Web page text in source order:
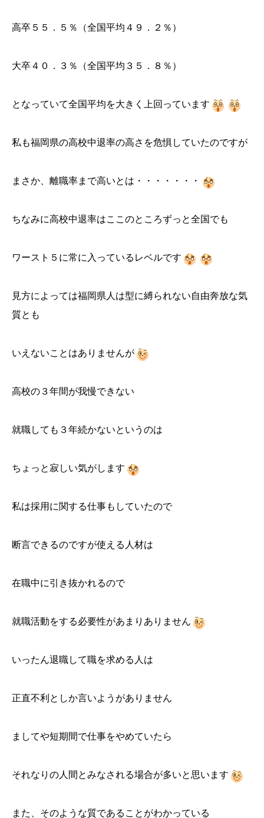
高卒５５．５％（全国平均４９．２％）
大卒４０．３％（全国平均３５．８％）
となっていて全国平均を大きく上回っています
私も福岡県の高校中退率の高さを危惧していたのですが
まさか、離職率まで高いとは・・・・・・・
ちなみに高校中退率はここのところずっと全国でも
ワースト５に常に入っているレベルです
見方によっては福岡県人は型に縛られない自由奔放な気
質とも
いえないことはありませんが
高校の３年間が我慢できない
就職しても３年続かないというのは
ちょっと寂しい気がします
私は採用に関する仕事もしていたので
断言できるのですが使える人材は
在職中に引き抜かれるので
就職活動をする必要性があまりありません
いったん退職して職を求める人は
正直不利としか言いようがありません
ましてや短期間で仕事をやめていたら
それなりの人間とみなされる場合が多いと思います
また、そのような質であることがわかっている